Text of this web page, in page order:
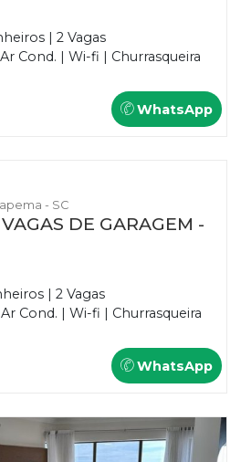
| 2 Vagas
Cond. | Wi-fi | Churrasqueira
WhatsApp
- SC
DE GARAGEM -
| 2 Vagas
Cond. | Wi-fi | Churrasqueira
WhatsApp